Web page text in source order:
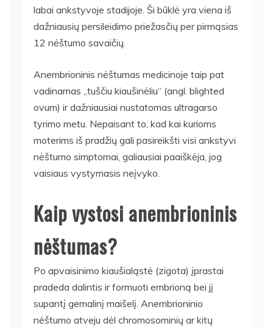
labai ankstyvoje stadijoje. Ši būklė yra viena iš
dažniausių persileidimo priežasčių per pirmąsias
12 nėštumo savaičių.
Anembrioninis nėštumas medicinoje taip pat
vadinamas „tuščiu kiaušinėliu“ (angl. blighted
ovum) ir dažniausiai nustatomas ultragarso
tyrimo metu. Nepaisant to, kad kai kurioms
moterims iš pradžių gali pasireikšti visi ankstyvi
nėštumo simptomai, galiausiai paaiškėja, jog
vaisiaus vystymasis neįvyko.
Kaip vystosi anembrioninis
nėštumas?
Po apvaisinimo kiaušialąstė (zigota) įprastai
pradeda dalintis ir formuoti embrioną bei jį
supantį gemalinį maišelį. Anembrioninio
nėštumo atveju dėl chromosominių ar kitų